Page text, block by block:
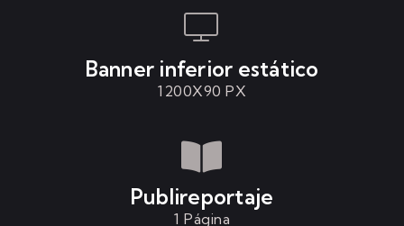
Banner inferior estático
1200X90 PX
Publireportaje
1 Página